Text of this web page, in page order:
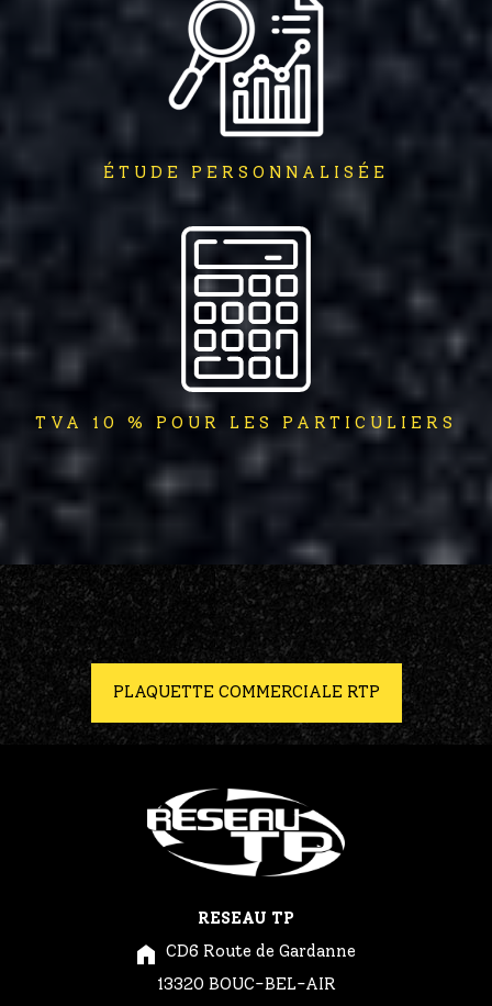
ÉTUDE PERSONNALISÉE
TVA 10 % POUR LES PARTICULIERS
PLAQUETTE COMMERCIALE RTP
RESEAU TP
CD6 Route de Gardanne
13320 BOUC-BEL-AIR